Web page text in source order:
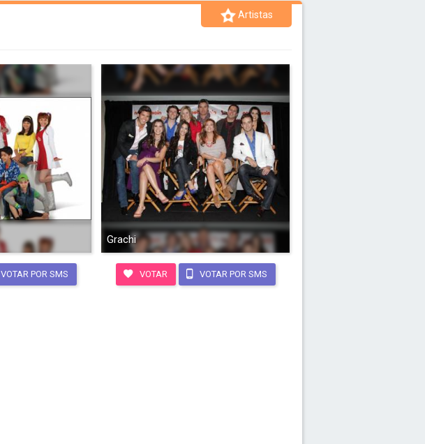
Artistas
VOTAR POR SMS
Grachi
VOTAR VOTAR POR SMS